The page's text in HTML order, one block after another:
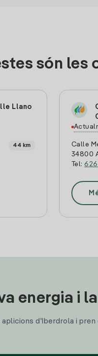
són les
Llano
44 km
Calle
34800
Tel:
energia i
d'Iberdrola i